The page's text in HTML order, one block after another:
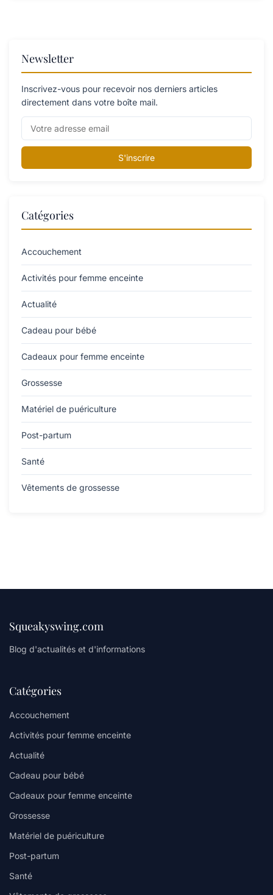
Newsletter
Inscrivez-vous pour recevoir nos derniers articles
directement dans votre boîte mail.
S'inscrire
Catégories
Accouchement
Activités pour femme enceinte
Actualité
Cadeau pour bébé
Cadeaux pour femme enceinte
Grossesse
Matériel de puériculture
Post-partum
Santé
Vêtements de grossesse
Squeakyswing.com
Blog d'actualités et d'informations
Catégories
Accouchement
Activités pour femme enceinte
Actualité
Cadeau pour bébé
Cadeaux pour femme enceinte
Grossesse
Matériel de puériculture
Post-partum
Santé